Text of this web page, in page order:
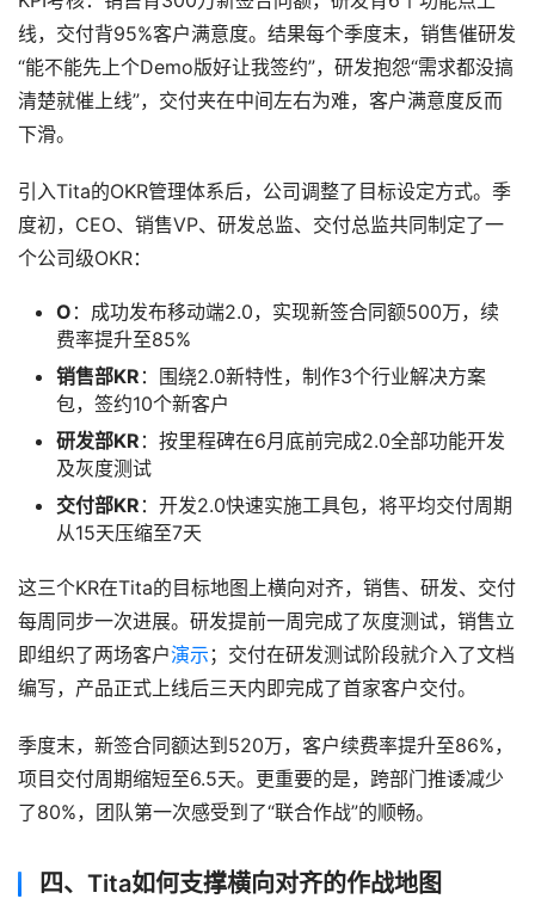
线，交付背95%客户满意度。结果每个季度末，销售催研发
“能不能先上个Demo版好让我签约”，研发抱怨“需求都没搞
清楚就催上线”，交付夹在中间左右为难，客户满意度反而
下滑。
引入Tita的OKR管理体系后，公司调整了目标设定方式。季
度初，CEO、销售VP、研发总监、交付总监共同制定了一
个公司级OKR：
O ：成功发布移动端2.0，实现新签合同额500万，续
费率提升至85%
销售部KR ：围绕2.0新特性，制作3个行业解决方案
包，签约10个新客户
研发部KR ：按里程碑在6月底前完成2.0全部功能开发
及灰度测试
交付部KR ：开发2.0快速实施工具包，将平均交付周期
从15天压缩至7天
这三个KR在Tita的目标地图上横向对齐，销售、研发、交付
每周同步一次进展。研发提前一周完成了灰度测试，销售立
即组织了两场客户演示 ；交付在研发测试阶段就介入了文档
编写，产品正式上线后三天内即完成了首家客户交付。
季度末，新签合同额达到520万，客户续费率提升至86%，
项目交付周期缩短至6.5天。更重要的是，跨部门推诿减少
了80%，团队第一次感受到了“联合作战”的顺畅。
四、Tita如何支撑横向对齐的作战地图